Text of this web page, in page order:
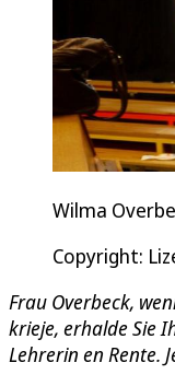
Wilma
Copyright:
Frau Overbeck,
krieje, erhalde Sie
Lehrerin en Rente.